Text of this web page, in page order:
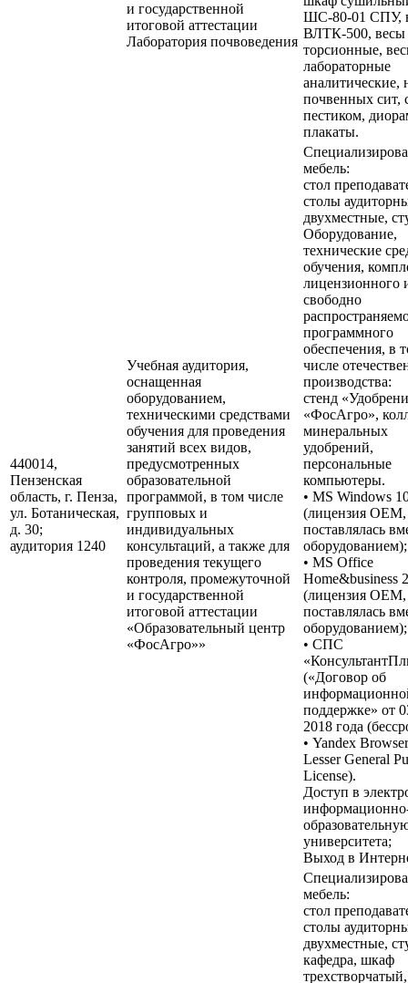
и государственной
итоговой аттестации
Лаборатория почвоведения
ШС-80-01 СПУ,
ВЛТК-500, весы
торсионные,
лабораторные
аналитические,
почвенных сит,
пестиком,
плакаты.
440014,
Пензенская
область, г. Пенза,
ул. Ботаническая,
д. 30;
аудитория 1240
Учебная аудитория,
оснащенная
оборудованием,
техническими средствами
обучения для проведения
занятий всех видов,
предусмотренных
образовательной
программой, в том числе
групповых и
индивидуальных
консультаций, а также для
проведения текущего
контроля, промежуточной
и государственной
итоговой аттестации
«Образовательный центр
«ФосАгро»»
мебель:
стол
столы
двухместные,
Оборудование,
технические
обучения,
лицензионного
свободно
программного
обеспечения, в
числе
производства:
стенд
«ФосАгро»,
минеральных
удобрений,
персональные
компьютеры.
• MS Windows
(лицензия OEM,
поставлялась
оборудованием);
• MS Office
Home&business
(лицензия OEM,
поставлялась
оборудованием);
• СПС
(«Договор об
поддержке» от
2018 года
• Yandex
Lesser General
License).
Доступ в
университета;
Выход в
мебель:
стол
столы
двухместные,
кафедра, шкаф